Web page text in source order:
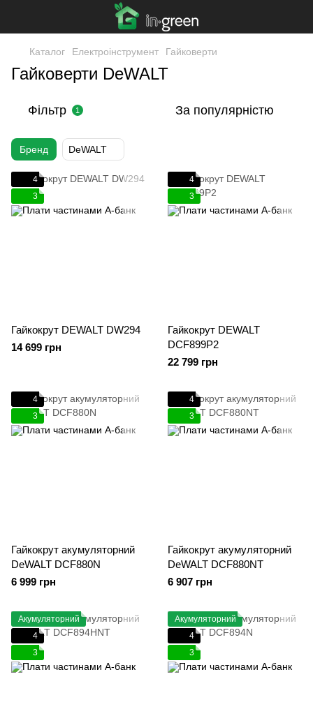
Каталог Електроінструмент Гайковерти
Гайковерти DeWALT
Фільтр 1 За популярністю
Бренд DeWALT
4
3
Гайкокрут DEWALT DW294
14 699 грн
4
3
Гайкокрут DEWALT
DCF899P2
22 799 грн
4
3
Гайкокрут акумуляторний
DeWALT DCF880N
6 999 грн
4
3
Гайкокрут акумуляторний
DeWALT DCF880NT
6 907 грн
Акумуляторний
4
3
Акумуляторний
4
3